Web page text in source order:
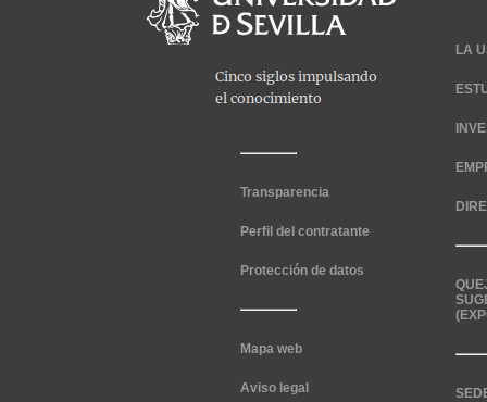
Transparencia
Perfil del contratante
Protección de datos
Mapa web
Aviso legal
LA